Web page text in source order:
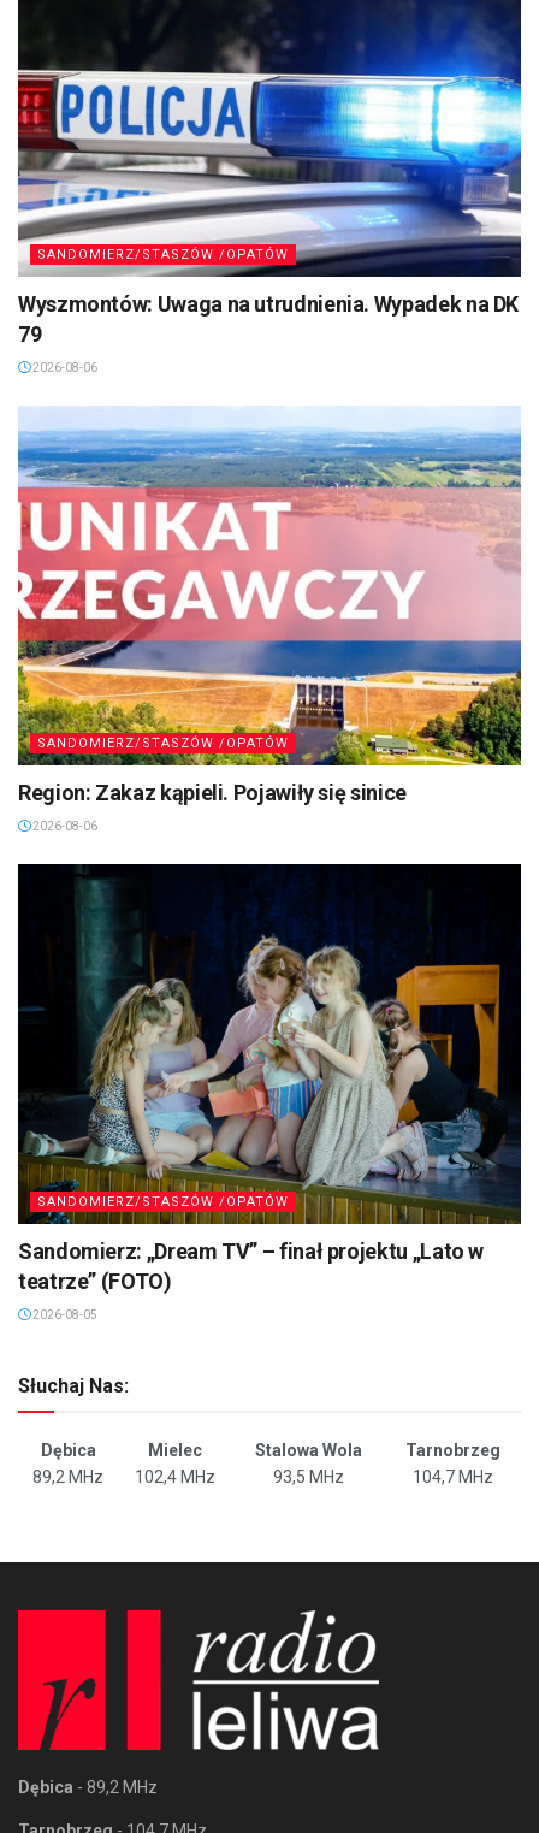
SANDOMIERZ/STASZÓW /OPATÓW
Wyszmontów: Uwaga na utrudnienia. Wypadek na DK
79
2026-08-06
SANDOMIERZ/STASZÓW /OPATÓW
Region: Zakaz kąpieli. Pojawiły się sinice
2026-08-06
SANDOMIERZ/STASZÓW /OPATÓW
Sandomierz: „Dream TV” – finał projektu „Lato w
teatrze” (FOTO)
2026-08-05
Słuchaj Nas:
Dębica Mielec Stalowa Wola
Tarnobrzeg
89,2 MHz
102,4 MHz 93,5 MHz 104,7 MHz
Dębica - 89,2 MHz